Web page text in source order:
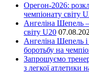
Орегон-2026:
чемпіонату світу
Ангеліна Шепель
світу U20
Ангеліна Шепель
боротьбу на
Запрошуємо
з легкої атлетики